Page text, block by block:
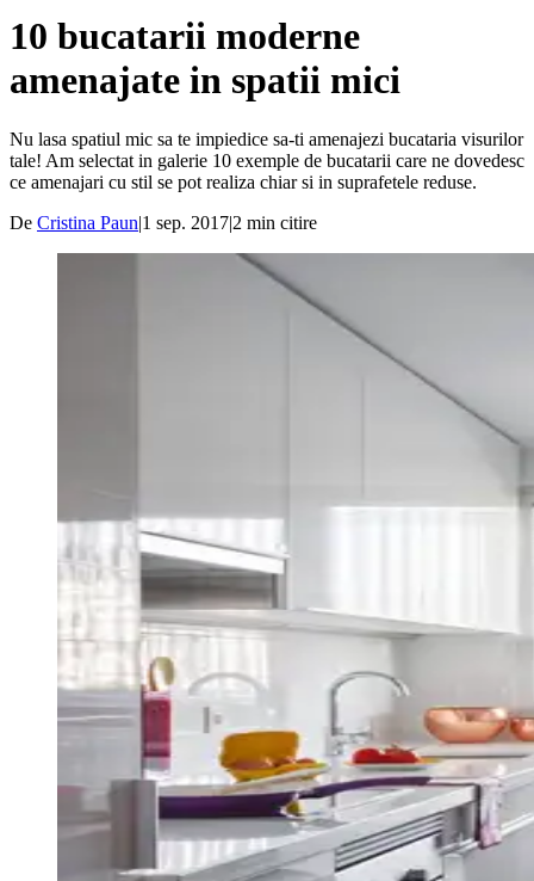
10 bucatarii moderne
amenajate in spatii mici
Nu lasa spatiul mic sa te impiedice sa-ti amenajezi bucataria visurilor
tale! Am selectat in galerie 10 exemple de bucatarii care ne dovedesc
ce amenajari cu stil se pot realiza chiar si in suprafetele reduse.
De Cristina Paun|1 sep. 2017|2 min citire